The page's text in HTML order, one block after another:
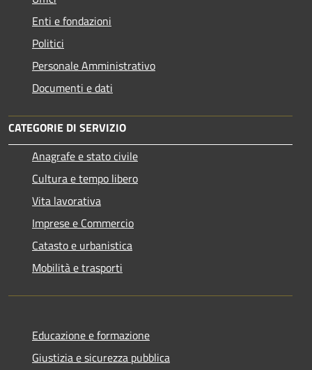
Enti e fondazioni
Politici
Personale Amministrativo
Documenti e dati
CATEGORIE DI SERVIZIO
Anagrafe e stato civile
Cultura e tempo libero
Vita lavorativa
Imprese e Commercio
Catasto e urbanistica
Mobilità e trasporti
Educazione e formazione
Giustizia e sicurezza pubblica